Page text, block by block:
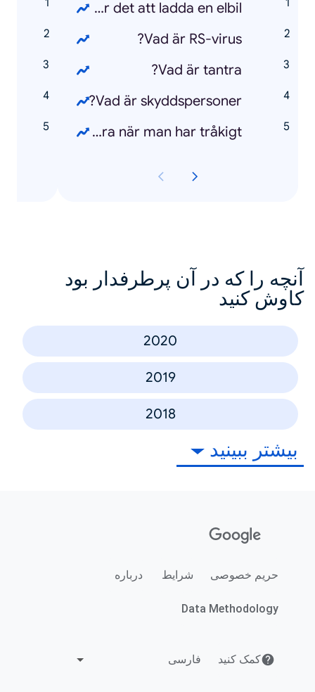
Vad kostar det att ladda en elbil?
Vad är RS-virus?
Vad är tantra?
Vad är skyddspersoner?
Vad kan man göra när man har tråkigt?
آنچه را که در آن پرطرفدار بود
کاوش کنید
2020
2019
2018
بیشتر ببینید
حریم خصوصی شرایط درباره
Data Methodology
کمک کنید